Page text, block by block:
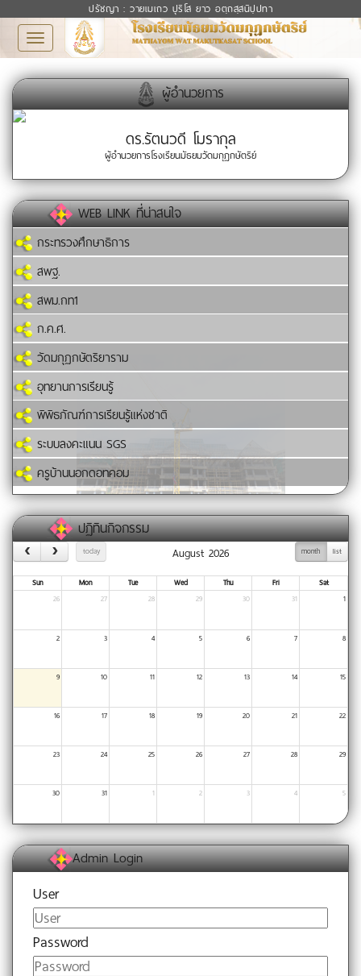
ปรัชญา : วายเมเถว ปุริโส ยาว อตฺถสฺสนิปฺปทา
Toggle
navigation
ผู้อำนวยการ
ดร.รัตนวดี โมรากุล
ผู้อำนวยการโรงเรียนมัธยมวัดมกุฏกษัตริย์
WEB LINK ที่น่าสนใจ
กระทรวงศึกษาธิการ
สพฐ.
สพม.กท1
ก.ค.ศ.
วัดมกุฏกษัตริยาราม
อุทยานการเรียนรู้
พิพิธภัณฑ์การเรียนรู้แห่งชาติ
ระบบลงคะแนน SGS
ครูบ้านนอกดอทคอม
ปฏิทินกิจกรรม
today month list
August 2026
Sun Mon Tue Wed Thu Fri
Sat
26
27 28 29 30 31 1
2 3 4 5 6 7 8
9 10 11 12 13 14 15
16 17 18 19 20 21 22
23 24 25 26 27 28 29
30 31 1 2 3 4 5
Admin Login
User
Password